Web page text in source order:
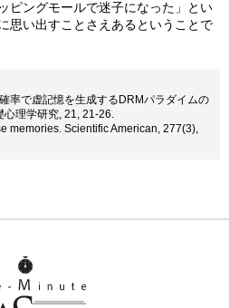
ピングモールで迷子になった」とい
思い出すことさえあるということで
率で虚記憶を生成するDRMパラダイムの
理学研究, 21, 21-26.
memories. Scientific American, 277(3),